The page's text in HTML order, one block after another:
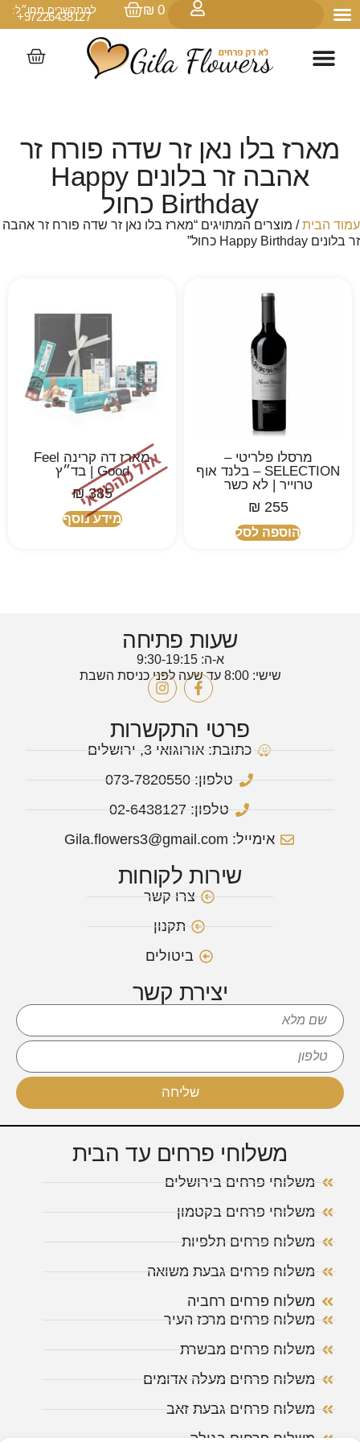
₪ 0 למתקשרים מחו״ל:
97226438127+
מארז בלו נאן זר שדה פורח זר
אהבה זר בלונים Happy
Birthday כחול
עמוד הבית/ מוצרים המתויגים “מארז בלו נאן זר שדה פורח זר אהבה
זר בלונים Happy Birthday כחול”
מרסלו פלריטי –
SELECTION – בלנד אוף
טרוייר | לא כשר
₪ 255
הוספה לסל
מארז דה קרינה Feel
Good | בד״ץ
₪385
מידע נוסף
שעות פתיחה
א-ה: 9:30-19:15
שישי: 8:00 עד שעה לפני כניסת השבת
פרטי התקשרות
כתובת: אורוגואי 3, ירושלים
טלפון: 073-7820550
טלפון: 02-6438127
אימייל: Gila.flowers3@gmail.com
שירות לקוחות
צרו קשר
תקנון
ביטולים
יצירת קשר
שליחה
משלוחי פרחים עד הבית
משלוחי פרחים בירושלים
משלוחי פרחים בקטמון
משלוח פרחים תלפיות
משלוח פרחים גבעת משואה
משלוח פרחים רחביה
משלוח פרחים מרכז העיר
משלוח פרחים מבשרת
משלוח פרחים מעלה אדומים
משלוח פרחים גבעת זאב
משלוח פרחים בגילה